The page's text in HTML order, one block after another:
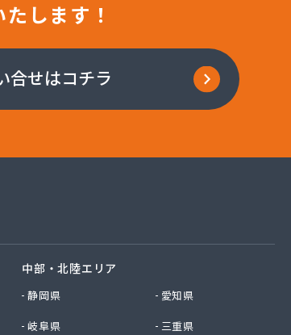
します！
合せはコチラ
中部・北陸エリア
静岡県
愛知県
岐阜県
三重県